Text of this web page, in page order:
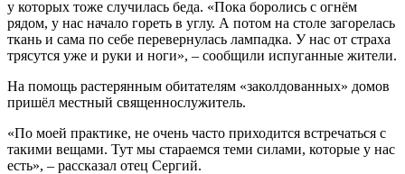
у которых тоже случилась беда. «Пока боролись с огнём
рядом, у нас начало гореть в углу. А потом на столе загорелась
ткань и сама по себе перевернулась лампадка. У нас от страха
трясутся уже и руки и ноги», – сообщили испуганные жители.
На помощь растерянным обитателям «заколдованных» домов
пришёл местный священнослужитель.
«По моей практике, не очень часто приходится встречаться с
такими вещами. Тут мы стараемся теми силами, которые у нас
есть», – рассказал отец Сергий.